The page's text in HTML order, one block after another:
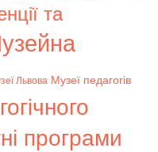
та
Львова Музеї педагогів
програми